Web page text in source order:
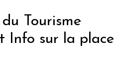
Tourisme
Info sur la place